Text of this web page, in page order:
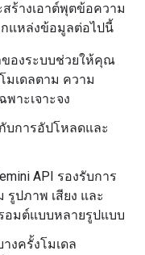
ร้างเอาต์พุตข้อความ
แหล่งข้อมูลต่อไปนี้
องระบบช่วยให้คุณ
เดลตาม ความ
าะเจาะจง
บการอัปโหลดและ
API รองรับการ
ปภาพ เสียง และ
อมต์แบบหลายรูปแบบ
างครั้งโมเดล